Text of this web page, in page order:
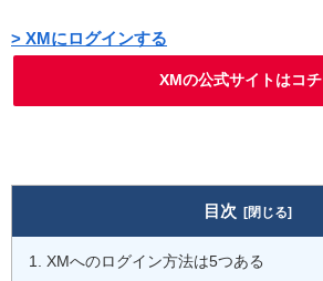
> XMにログインする
XMの公式サイトはコ
目次
XMへのログイン方法は5つある